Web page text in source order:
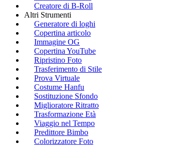
Creatore di B-Roll
Altri Strumenti
Generatore di loghi
Copertina articolo
Immagine OG
Copertina YouTube
Ripristino Foto
Trasferimento di Stile
Prova Virtuale
Costume Hanfu
Sostituzione Sfondo
Miglioratore Ritratto
Trasformazione Età
Viaggio nel Tempo
Predittore Bimbo
Colorizzatore Foto